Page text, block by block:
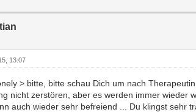
13:07
> bitte, bitte schau Dich um nach
nicht zerstören, aber es werden immer wieder
auch wieder sehr befreiend ... Du klingst sehr